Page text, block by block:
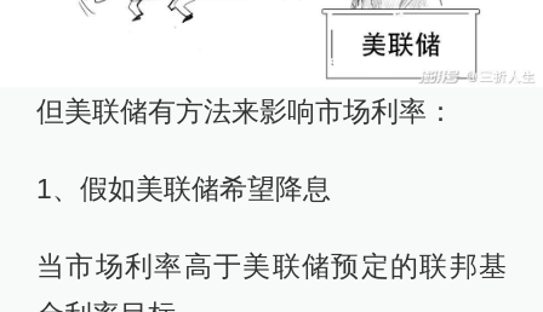
但美联储有方法来影响市场利率：
1、假如美联储希望降息
当市场利率高于美联储预定的联邦基